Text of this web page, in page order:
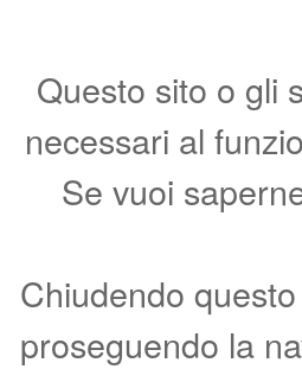
Questo sito o gli
necessari al
Se vuoi
Chiudendo
proseguendo la